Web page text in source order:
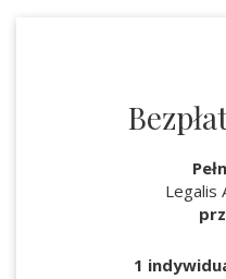
Legalis
1